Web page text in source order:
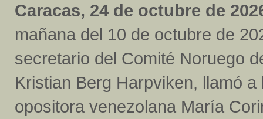
Caracas, 24 de octubre de
mañana del 10 de octubre de
secretario del Comité Noruego
Kristian Berg Harpviken, llamó a
opositora venezolana María